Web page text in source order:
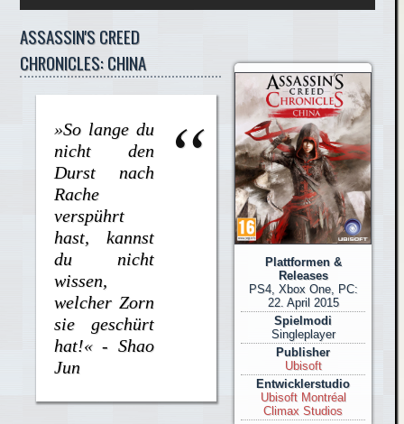
Plattformen &
Releases
PS4, Xbox One, PC:
22. April 2015
Spielmodi
Singleplayer
Publisher
Ubisoft
Entwicklerstudio
Ubisoft Montréal
Climax Studios
ASSASSIN'S CREED
CHRONICLES: CHINA
»So lange du
nicht den
Durst nach
Rache
verspührt
hast, kannst
du nicht
wissen,
welcher Zorn
sie geschürt
hat!« - Shao
Jun